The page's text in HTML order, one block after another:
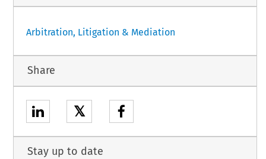
Arbitration, Litigation & Mediation
Share
𝕏
Stay up to date